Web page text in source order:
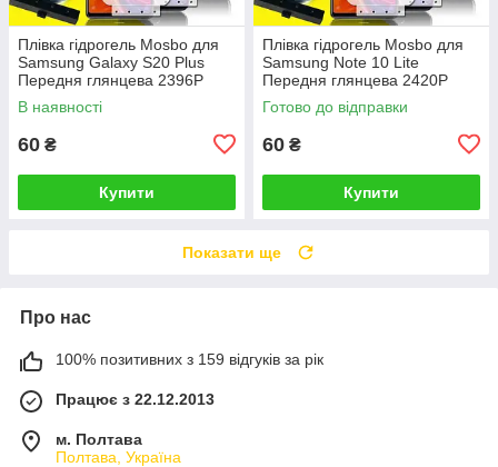
Плівка гідрогель Mosbo для
Samsung Galaxy S20 Plus
Передня глянцева 2396P
В наявності
60 ₴
Купити
Плівка гідрогель Mosbo для
Samsung Note 10 Lite
Передня глянцева 2420P
Готово до відправки
60 ₴
Купити
Показати ще
Про нас
100% позитивних з 159 відгуків за рік
Працює з 22.12.2013
м. Полтава
Полтава, Україна